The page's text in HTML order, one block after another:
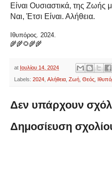
Είναι Ουσιαστικά, της Ζωής
Ναι, Έτσι Είναι. Αλήθεια.
Ιθυπόρος. 2024.
🌾🌾🌻🌾🌾
at Ιουλίου 14, 2024
Labels: 2024 Αλήθεια Ζωή Θεός
Δεν υπάρχουν
Δημοσίευση